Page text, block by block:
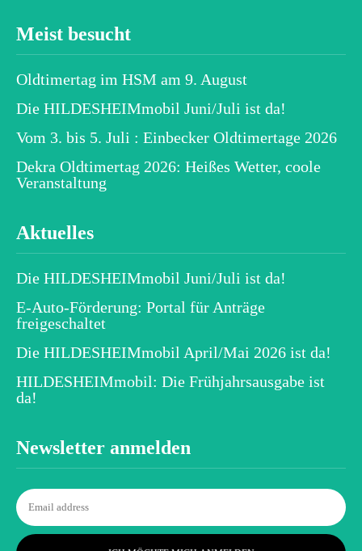
Meist besucht
Oldtimertag im HSM am 9. August
Die HILDESHEIMmobil Juni/Juli ist da!
Vom 3. bis 5. Juli : Einbecker Oldtimertage 2026
Dekra Oldtimertag 2026: Heißes Wetter, coole
Veranstaltung
Aktuelles
Die HILDESHEIMmobil Juni/Juli ist da!
E-Auto-Förderung: Portal für Anträge
freigeschaltet
Die HILDESHEIMmobil April/Mai 2026 ist da!
HILDESHEIMmobil: Die Frühjahrsausgabe ist
da!
Newsletter anmelden